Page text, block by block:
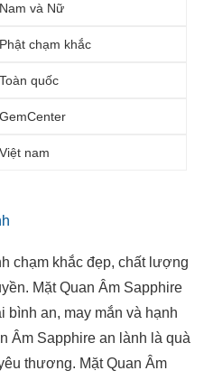
Nam và Nữ
Phật chạm khắc
Toàn quốc
GemCenter
Việt nam
chạm khắc đẹp, chất lượng
Mặt Quan Âm Sapphire
an, may mắn và hạnh
Âm Sapphire an lành là quà
thương. Mặt Quan Âm